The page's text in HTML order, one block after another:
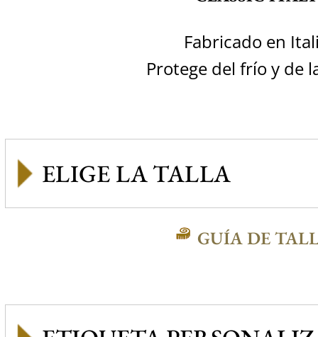
Fabricado en
Protege del frío y de
GUÍA DE